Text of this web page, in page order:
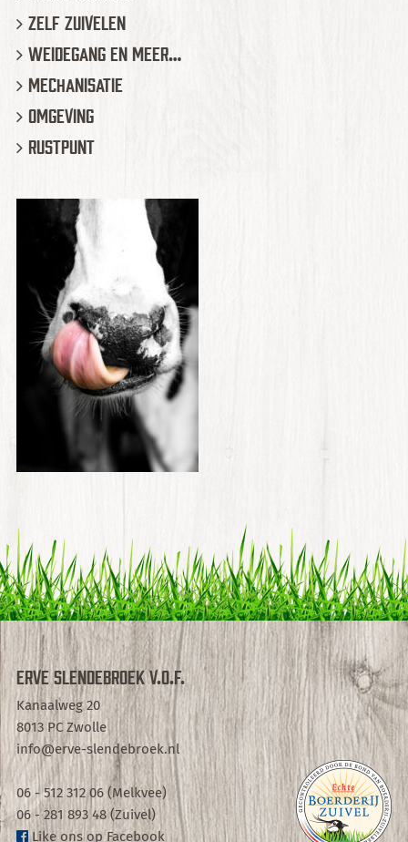
Zelf zuivelen
Weidegang en meer…
Mechanisatie
Omgeving
Rustpunt
Erve Slendebroek V.O.F.
Kanaalweg 20
8013 PC Zwolle
info@erve-slendebroek.nl
06 - 512 312 06 (Melkvee)
06 - 281 893 48 (Zuivel)
Like ons op Facebook